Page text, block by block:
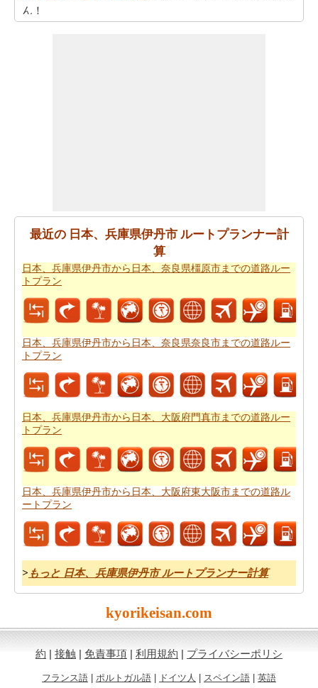
ん！
あなたは旅に時間の制約を持っていますか。 の場合、あ
なたは非常によくあなたの時間を管理しなければならな
いし、これのためにあなたは日本、兵庫県伊丹市から日
本、奈良県橿原市までの飛行時間
ります。
あなたのルートを得ることが計画された後、あなたの旅
のために駆動するためのコストの公正な見積もりを有す
ることが重要です。あなたはこの旅費計算機を使用して
日本、兵庫県伊丹市から日本、奈良県橿原市までの旅行
の費用 を得ることができます。
最近の 日本、兵庫県伊丹市 ルートプランナー計
算
日本、兵庫県伊丹市から日本、奈良県橿原市までの道路ルー
トプラン
日本、兵庫県伊丹市から日本、奈良県奈良市までの道路ルー
トプラン
日本、兵庫県伊丹市から日本、大阪府門真市までの道路ルー
トプラン
日本、兵庫県伊丹市から日本、大阪府東大阪市までの道路ル
ートプラン
> もっと 日本、兵庫県伊丹市 ルートプランナー計算
kyorikeisan.com
約 | 接触 | 免責事項 | 利用規約 | プライバシーポリシ
フランス語 | ポルトガル語 | ドイツ人 | スペイン語 | 英語